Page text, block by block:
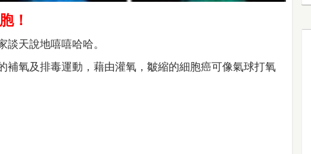
！
天說地嘻嘻哈哈。
補氧及排毒運動，藉由灌氧，皺縮的細胞癌可像氣球打氧